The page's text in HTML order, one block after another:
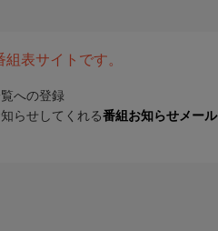
表サイトです。
への登録
らせしてくれる番組お知らせメール